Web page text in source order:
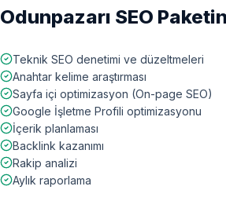
Odunpazarı SEO
Teknik SEO denetimi ve düzeltmeleri
Anahtar kelime araştırması
Sayfa içi optimizasyon (On-page SEO)
Google İşletme Profili optimizasyonu
İçerik planlaması
Backlink kazanımı
Rakip analizi
Aylık raporlama